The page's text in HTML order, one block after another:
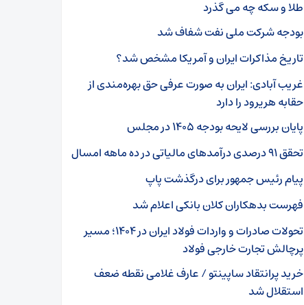
طلا و سکه چه می گذرد
بودجه شرکت ملی نفت شفاف شد
تاریخ مذاکرات ایران و آمریکا مشخص شد؟
غریب آبادی: ایران به صورت عرفی حق بهره‌مندی از
حقابه هریرود را دارد
پایان بررسی لایحه بودجه ۱۴۰۵ در مجلس
تحقق ۹۱ درصدی درآمد‌های مالیاتی در ده ماهه امسال
پیام رئیس جمهور برای درگذشت پاپ
فهرست بدهکاران کلان بانکی اعلام شد
تحولات صادرات و واردات فولاد ایران در ۱۴۰۴؛ مسیر
پرچالش تجارت خارجی فولاد
خرید پرانتقاد ساپینتو / عارف غلامی نقطه ضعف
استقلال شد